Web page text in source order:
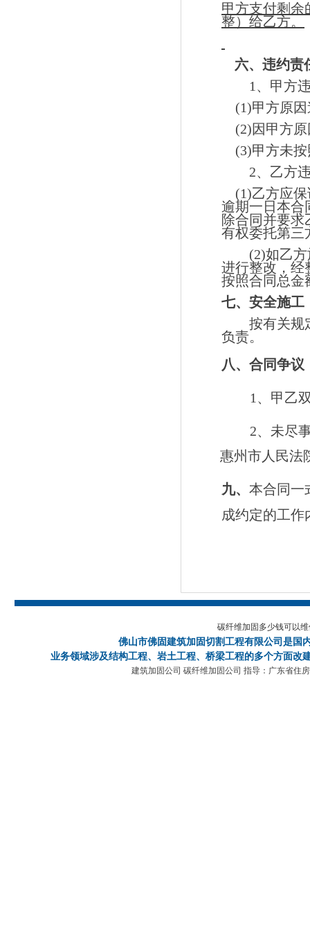
甲方支付剩余
整）给乙方。
六、 违约责
1 、甲方
(1)甲方原
(2)因甲方
(3)甲方未
2、 乙方
(1)乙方应
逾期一日本合
除合同并要
有权委托第三
(2)如乙
进行整改，经
按照合同总金
七、安全施工
按有关规
负责。
八、 合同争议
1 、甲乙
2、未尽
惠州市人民法
九、 本合同一
成约定的工作
碳纤维加固多少钱可以
佛山市佛固建筑加固切割工程有限公司 是国
业务领域涉及结构工程、岩土工程、桥梁工程的多个方面
建筑加固公司 碳纤维加固公司 指导：广东省住